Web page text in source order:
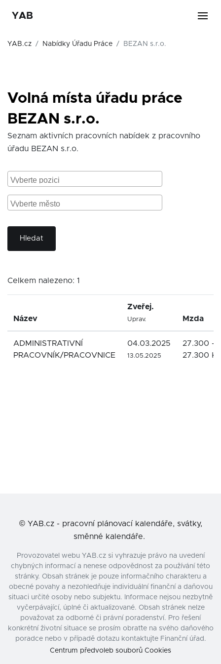
YAB
YAB.cz Nabídky Úřadu Práce BEZAN s.r.o.
Volná místa úřadu práce
BEZAN s.r.o.
Seznam aktivních pracovních nabídek z pracovního
úřadu BEZAN s.r.o.
Hledat
Celkem nalezeno: 1
Název
Zveřej.
Uprav. Mzda
ADMINISTRATIVNÍ
PRACOVNÍK/PRACOVNICE
04.03.2025
13.05.2025
27.300 -
27.300 Kč
© YAB.cz - pracovní plánovací kalendáře, svátky,
směnné kalendáře.
Provozovatel webu YAB.cz si vyhrazuje právo na uvedení
chybných informací a nenese odpovědnost za používání této
stránky. Obsah stránek je pouze informačního charakteru a
obecné povahy a nezohledňuje individuální finanční a daňovou
situaci určité osoby nebo subjektu. Informace nejsou nezbytně
vyčerpávající, úplné či aktualizované. Obsah stránek nelze
považovat za odborné či právní poradenství. Pro řešení
konkrétní životní situace se prosím obraťte na svého daňového
poradce nebo v případě dotazu kontaktujte Finanční úřad.
Centrum předvoleb souborů Cookies